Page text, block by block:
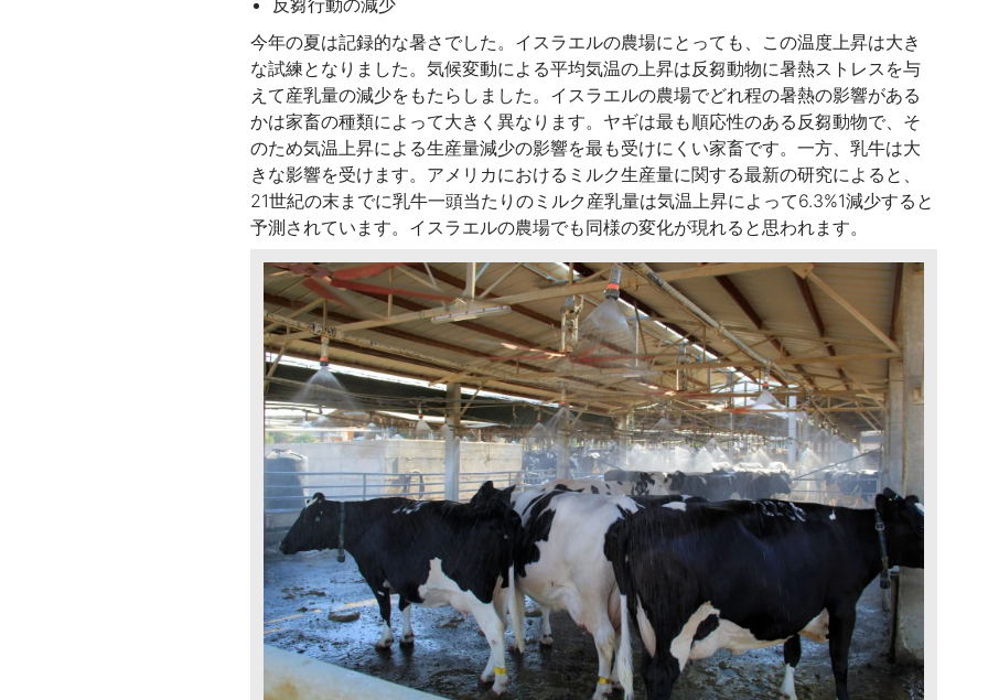
反芻行動の減少
今年の夏は記録的な暑さでした。イスラエルの農場にとっても、この温度上昇は大き
な試練となりました。気候変動による平均気温の上昇は反芻動物に暑熱ストレスを与
えて産乳量の減少をもたらしました。イスラエルの農場でどれ程の暑熱の影響がある
かは家畜の種類によって大きく異なります。ヤギは最も順応性のある反芻動物で、そ
のため気温上昇による生産量減少の影響を最も受けにくい家畜です。一方、乳牛は大
きな影響を受けます。アメリカにおけるミルク生産量に関する最新の研究によると、
21世紀の末までに乳牛一頭当たりのミルク産乳量は気温上昇によって6.3%1減少すると
予測されています。イスラエルの農場でも同様の変化が現れると思われます。